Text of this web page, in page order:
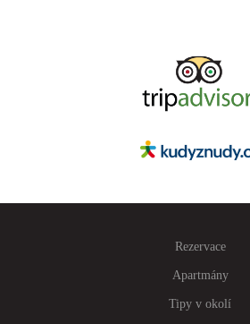
Rezervace
Apartmány
Tipy v okolí